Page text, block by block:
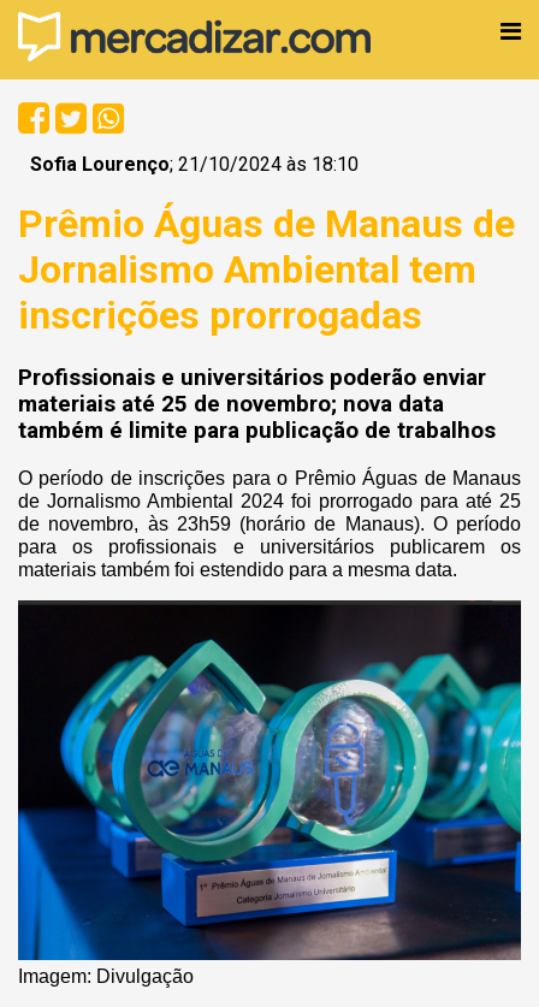
Sofia Lourenço; 21/10/2024 às 18:10
Prêmio Águas de Manaus de
Jornalismo Ambiental tem
inscrições prorrogadas
Profissionais e universitários poderão enviar
materiais até 25 de novembro; nova data
também é limite para publicação de trabalhos
O período de inscrições para o Prêmio Águas de Manaus
de Jornalismo Ambiental 2024 foi prorrogado para até 25
de novembro, às 23h59 (horário de Manaus). O período
para os profissionais e universitários publicarem os
materiais também foi estendido para a mesma data.
Imagem: Divulgação